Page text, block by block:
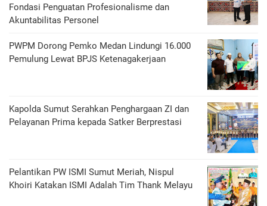
Fondasi Penguatan Profesionalisme dan
Akuntabilitas Personel
PWPM Dorong Pemko Medan Lindungi 16.000
Pemulung Lewat BPJS Ketenagakerjaan
Kapolda Sumut Serahkan Penghargaan ZI dan
Pelayanan Prima kepada Satker Berprestasi
Pelantikan PW ISMI Sumut Meriah, Nispul
Khoiri Katakan ISMI Adalah Tim Thank Melayu